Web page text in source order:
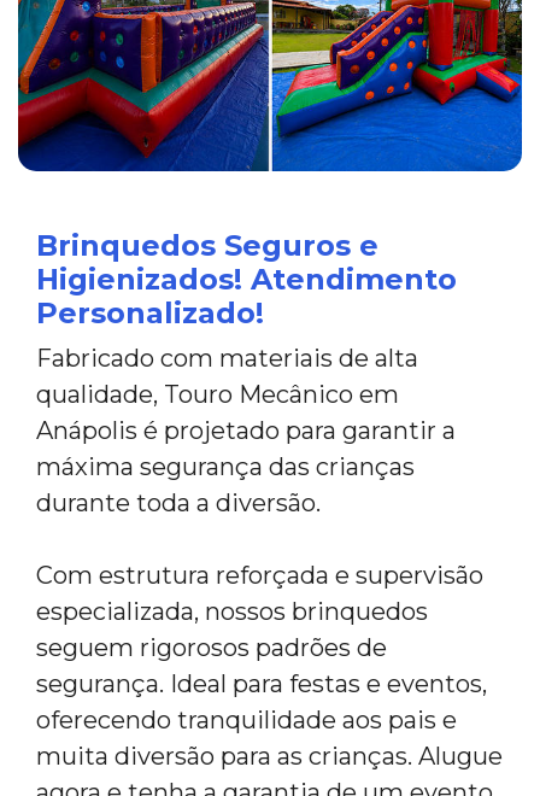
Brinquedos Seguros e
Higienizados! Atendimento
Personalizado!
Fabricado com materiais de alta
qualidade, Touro Mecânico em
Anápolis é projetado para garantir a
máxima segurança das crianças
durante toda a diversão.
Com estrutura reforçada e supervisão
especializada, nossos brinquedos
seguem rigorosos padrões de
segurança. Ideal para festas e eventos,
oferecendo tranquilidade aos pais e
muita diversão para as crianças. Alugue